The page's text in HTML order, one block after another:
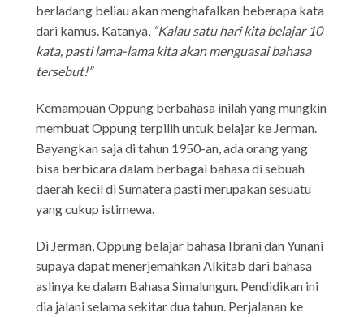
berladang beliau akan menghafalkan beberapa kata
dari kamus. Katanya, “Kalau satu hari kita belajar 10
kata, pasti lama-lama kita akan menguasai bahasa
tersebut!”
Kemampuan Oppung berbahasa inilah yang mungkin
membuat Oppung terpilih untuk belajar ke Jerman.
Bayangkan saja di tahun 1950-an, ada orang yang
bisa berbicara dalam berbagai bahasa di sebuah
daerah kecil di Sumatera pasti merupakan sesuatu
yang cukup istimewa.
Di Jerman, Oppung belajar bahasa Ibrani dan Yunani
supaya dapat menerjemahkan Alkitab dari bahasa
aslinya ke dalam Bahasa Simalungun. Pendidikan ini
dia jalani selama sekitar dua tahun. Perjalanan ke